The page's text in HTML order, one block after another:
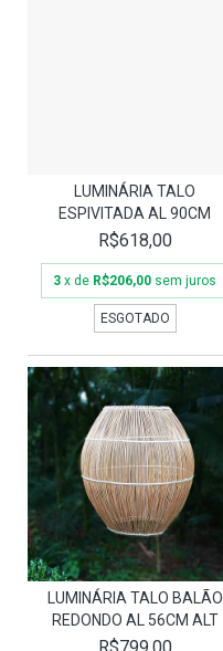
LUMINÁRIA TALO
ESPIVITADA AL 90CM
R$618,00
3 x de R$206,00 sem juros
ESGOTADO
LUMINÁRIA TALO BALÃO
REDONDO AL 56CM ALT